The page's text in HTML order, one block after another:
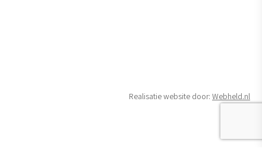
Realisatie website door: Webheld.nl